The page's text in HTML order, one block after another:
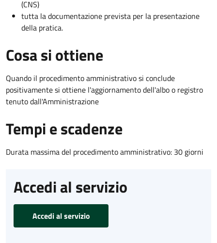
(CNS)
tutta la documentazione prevista per la presentazione
della pratica.
Cosa si ottiene
Quando il procedimento amministrativo si conclude
positivamente si ottiene l'aggiornamento dell'albo o registro
tenuto dall'Amministrazione
Tempi e scadenze
Durata massima del procedimento amministrativo: 30 giorni
Accedi al servizio
Accedi al servizio